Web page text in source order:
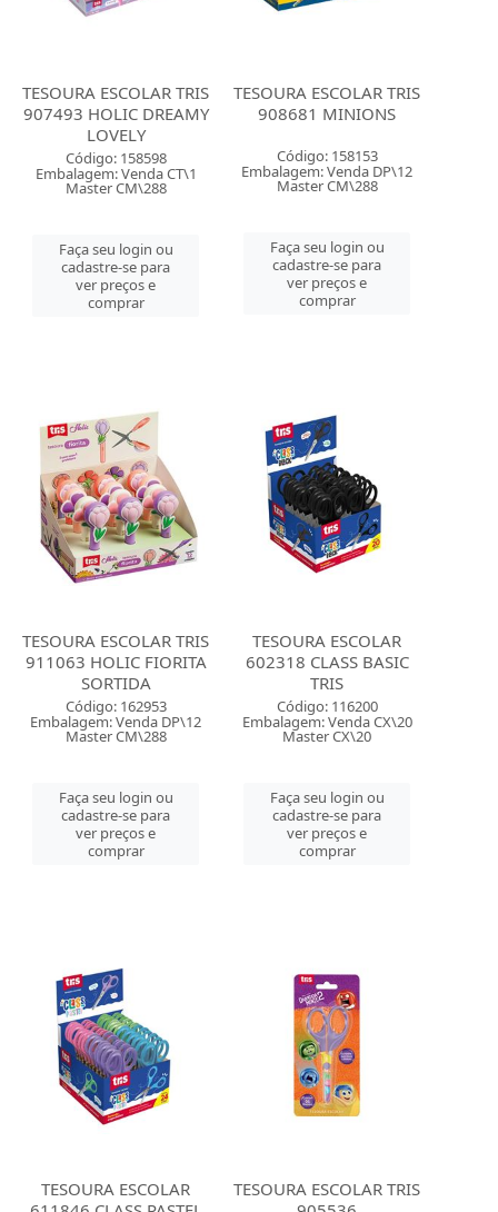
TESOURA ESCOLAR TRIS
907493 HOLIC DREAMY
LOVELY
Código: 158598
Embalagem: Venda CT\1
Master CM\288
Faça seu login ou
cadastre-se para
ver preços e
comprar
TESOURA ESCOLAR TRIS
908681 MINIONS
Código: 158153
Embalagem: Venda DP\12
Master CM\288
Faça seu login ou
cadastre-se para
ver preços e
comprar
TESOURA ESCOLAR TRIS
911063 HOLIC FIORITA
SORTIDA
Código: 162953
Embalagem: Venda DP\12
Master CM\288
Faça seu login ou
cadastre-se para
ver preços e
comprar
TESOURA ESCOLAR
602318 CLASS BASIC
TRIS
Código: 116200
Embalagem: Venda CX\20
Master CX\20
Faça seu login ou
cadastre-se para
ver preços e
comprar
TESOURA ESCOLAR
TESOURA ESCOLAR TRIS